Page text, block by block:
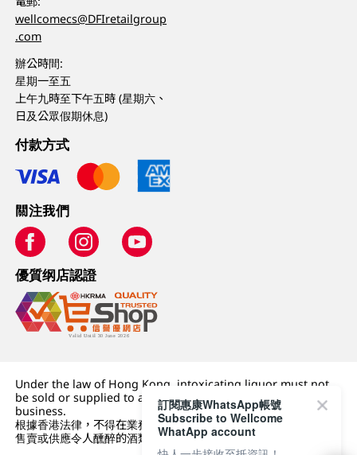
wellcomecs@DFIretailgroup
.com
辦公時間:
星期一至五
上午九時至下午五時 (星期六、
日及公眾假期休息)
付款方式
關注我們
優質纲店認證
Under the law of Hong Kong, intoxicating liquor must not
be sold or supplied to a minor (under 18) in the course of
business.
根據香港法律，不得在業務過程中，向未成年人 (18 歲以下人士)
售賣或供應令人醺醉的酒類。
訂閱惠康WhatsApp帳號
Subscribe to Wellcome
WhatApp account